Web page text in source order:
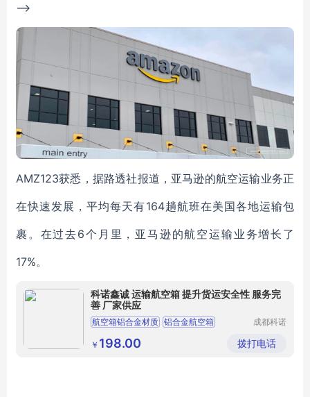
-->
AMZ123获悉，据路透社报道，亚马逊的航空运输业务正
在快速发展，平均每天有164趟航班在美国各地运输包
裹。在过去6个月里，亚马逊的航空运输业务增长了
17%。
科诺鑫诚 运输航空箱 提升货运安全性 服务完
善 厂家供应
航空箱铝合金材质 铝合金航空箱
定制铝合金航空箱
运输装载航空箱
成都科诺
品有限公
司
￥ 198.00 拨打电话